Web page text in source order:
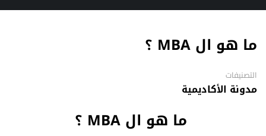
ما هو ال MBA ؟
التصنيفات
مدونة الأكاديمية
ما هو ال MBA ؟